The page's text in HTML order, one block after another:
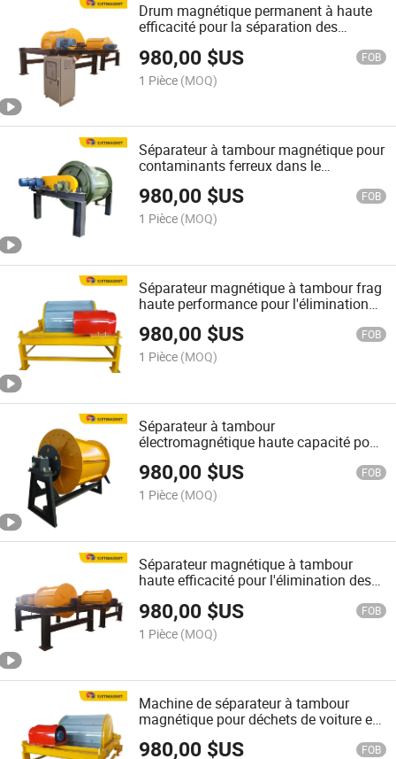
Drum magnétique permanent à haute
efficacité pour la séparation des
980,00 $US FOB
1 Pièce (MOQ)
Séparateur à tambour magnétique pour
contaminants ferreux dans le
traitement des non-ferreux
980,00 $US FOB
1 Pièce (MOQ)
Séparateur magnétique à tambour frag
haute performance pour l'élimination
980,00 $US FOB
1 Pièce (MOQ)
Séparateur à tambour
électromagnétique haute capacité pour
contaminants ferreux dans une ligne de
déchiquetage de métaux
980,00 $US FOB
1 Pièce (MOQ)
Séparateur magnétique à tambour
haute efficacité pour l'élimination des
recyclage de déchets
980,00 $US FOB
1 Pièce (MOQ)
Machine de séparateur à tambour
magnétique pour déchets de voiture et
ligne de récupération des métaux
980,00 $US FOB